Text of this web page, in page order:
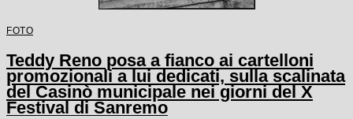
FOTO
Teddy Reno posa a fianco ai cartelloni
promozionali a lui dedicati, sulla scalinata
del Casinò municipale nei giorni del X
Festival di Sanremo